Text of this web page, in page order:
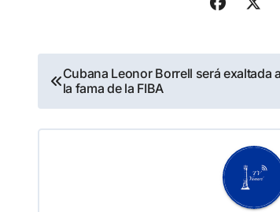
Navegación
de
entradas
Cubana Leonor Borrell será exaltada
la fama de la FIBA